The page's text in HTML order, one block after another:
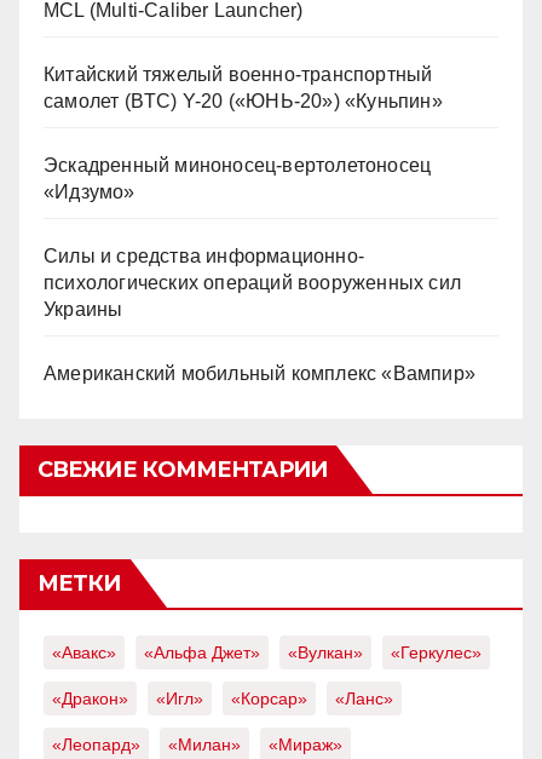
MCL (Multi-Caliber Launcher)
Китайский тяжелый военно-транспортный
самолет (BTC) Y-20 («ЮНЬ-20») «Куньпин»
Эскадренный миноносец-вертолетоносец
«Идзумо»
Силы и средства информационно-
психологических операций вооруженных сил
Украины
Американский мобильный комплекс «Вампир»
СВЕЖИЕ КОММЕНТАРИИ
МЕТКИ
«Авакс» «Альфа Джет» «Вулкан» «Геркулес»
«Дракон» «Игл» «Корсар» «Ланс»
«Леопард» «Милан» «Мираж»